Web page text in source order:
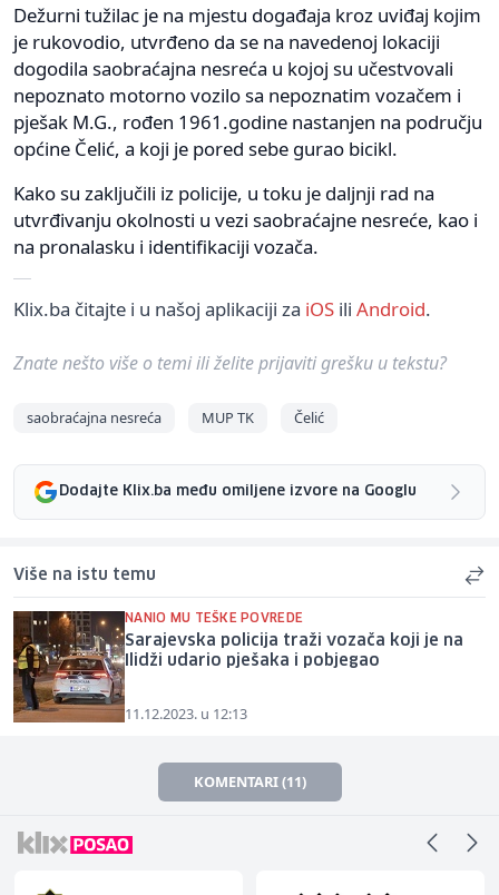
Dežurni tužilac je na mjestu događaja kroz uviđaj kojim
je rukovodio, utvrđeno da se na navedenoj lokaciji
dogodila saobraćajna nesreća u kojoj su učestvovali
nepoznato motorno vozilo sa nepoznatim vozačem i
pješak M.G., rođen 1961.godine nastanjen na području
općine Čelić, a koji je pored sebe gurao bicikl.
Kako su zaključili iz policije, u toku je daljnji rad na
utvrđivanju okolnosti u vezi saobraćajne nesreće, kao i
na pronalasku i identifikaciji vozača.
Klix.ba čitajte i u našoj aplikaciji za iOS ili Android.
Znate nešto više o temi ili želite prijaviti grešku u tekstu?
saobraćajna nesreća MUP TK Čelić
Dodajte Klix.ba među omiljene izvore na Googlu
Više na istu temu
NANIO MU TEŠKE POVREDE
Sarajevska policija traži vozača koji je na
Ilidži udario pješaka i pobjegao
11.12.2023. u 12:13
KOMENTARI (11)